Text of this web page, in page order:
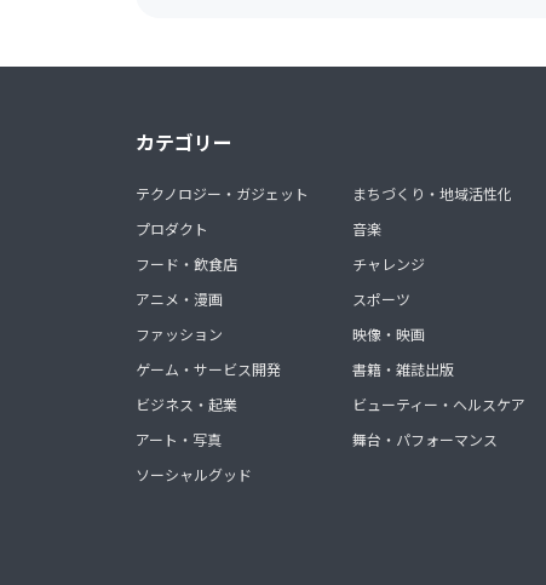
カテゴリー
テクノロジー・ガジェット
プロダクト
フード・飲食店
アニメ・漫画
ファッション
ゲーム・サービス開発
ビジネス・起業
アート・写真
ソーシャルグッド
まちづくり・地域活性化
音楽
チャレンジ
スポーツ
映像・映画
書籍・雑誌出版
ビューティー・ヘルスケア
舞台・パフォーマンス